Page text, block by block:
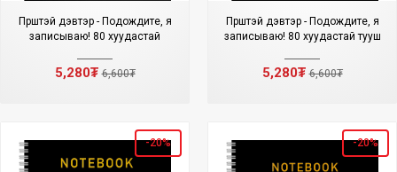
Пүрштэй дэвтэр - Подождите, я
записываю! 80 хуудастай
5,280₮6,600₮
Пүрштэй дэвтэр - Подождите, я
записываю! 80 хуудастай тууш
5,280₮6,600₮
-20% -20%